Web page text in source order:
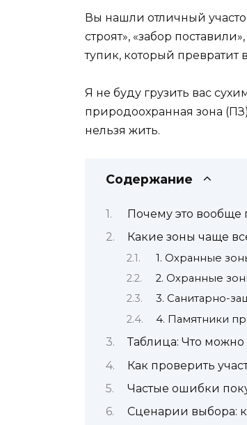
Вы нашли отличный
строят», «забор
тупик, который превратит
Я не буду грузить вас
природоохранная зона
нельзя жить.
Содержание
Почему это вообще
Какие зоны чаще
1. Охранные
2. Охранные
3. Санитарно-
4. Памятники
Таблица: Что можно
Как проверить
Частые ошибки
Сценарии выбора: